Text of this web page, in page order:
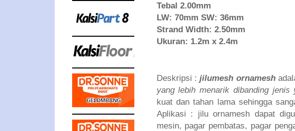
Tebal 2.00mm
LW: 70mm SW: 36mm
Strand Width: 2.50mm
Ukuran: 1.2m x 2.4m
Deskripsi :jilumesh ornamesh
yang lebih menarik dibanding jenis
kuat dan tahan lama sehingga
Aplikasi : jilu ornamesh dapat
mesin, pagar pembatas, pagar